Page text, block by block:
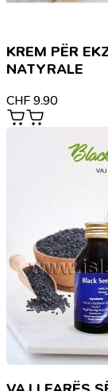
KREM PËR
NATYRALE
CHF 9.90